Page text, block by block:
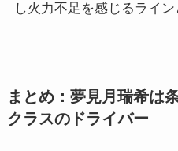
し火力不足を感じるライン
まとめ：夢見月瑞希は
クラスのドライバー